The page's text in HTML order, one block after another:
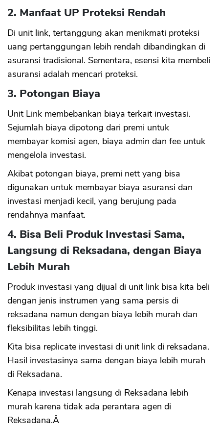
2. Manfaat UP Proteksi Rendah
Di unit link, tertanggung akan menikmati proteksi
uang pertanggungan lebih rendah dibandingkan di
asuransi tradisional. Sementara, esensi kita membeli
asuransi adalah mencari proteksi.
3. Potongan Biaya
Unit Link membebankan biaya terkait investasi.
Sejumlah biaya dipotong dari premi untuk
membayar komisi agen, biaya admin dan fee untuk
mengelola investasi.
Akibat potongan biaya, premi nett yang bisa
digunakan untuk membayar biaya asuransi dan
investasi menjadi kecil, yang berujung pada
rendahnya manfaat.
4. Bisa Beli Produk Investasi Sama,
Langsung di Reksadana, dengan Biaya
Lebih Murah
Produk investasi yang dijual di unit link bisa kita beli
dengan jenis instrumen yang sama persis di
reksadana namun dengan biaya lebih murah dan
fleksibilitas lebih tinggi.
Kita bisa replicate investasi di unit link di reksadana.
Hasil investasinya sama dengan biaya lebih murah
di Reksadana.
Kenapa investasi langsung di Reksadana lebih
murah karena tidak ada perantara agen di
Reksadana.Â